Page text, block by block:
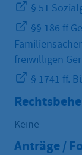
§ 51
§§ 186 ff
freiwilligen
§ 1741 ff.
Keine
Anträge /